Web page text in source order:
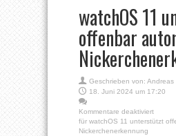
watchOS 11
offenbar
Geschrieben von: Andreas
18. Juni 2024 um 17:20
Kommentare deaktiviert
für watchOS 11 unterstützt
Nickerchenerkennung